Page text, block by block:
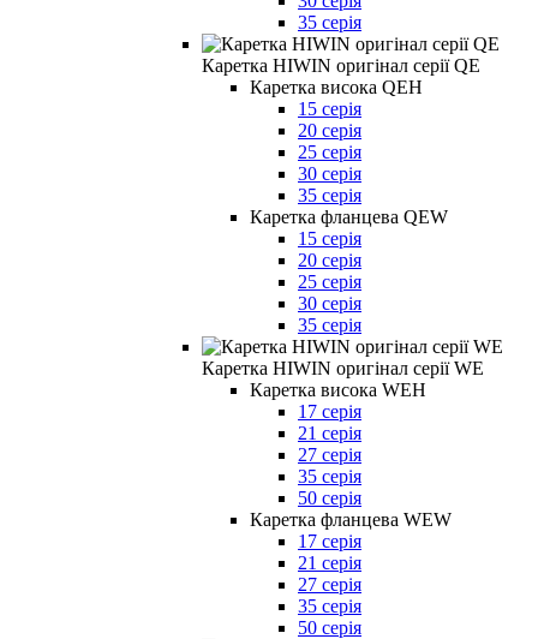
35 серія
Каретка HIWIN оригінал серії QE
Каретка висока QEH
15 серія
20 серія
25 серія
30 серія
35 серія
Каретка фланцева QEW
15 серія
20 серія
25 серія
30 серія
35 серія
Каретка HIWIN оригінал серії WE
Каретка висока WEH
17 серія
21 серія
27 серія
35 серія
50 серія
Каретка фланцева WEW
17 серія
21 серія
27 серія
35 серія
50 серія